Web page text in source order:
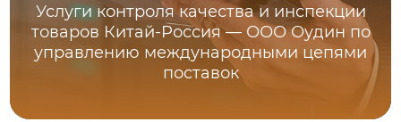
Услуги контроля качества и инспекции
товаров Китай-Россия — ООО Оудин по
управлению международными цепями
поставок